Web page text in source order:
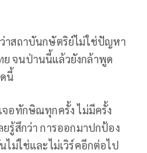
าสถาบันกษัตริย์ไม่ใช่ปัญหา
จนป่านนี้แล้วยังกล้าพูด
นี้
จอทักษิณทุกครั้ง ไม่มีครั้ง
รู้สึกว่า การออกมาปกป้อง
ไม่ใช่และไม่เวิร์คอีกต่อไป